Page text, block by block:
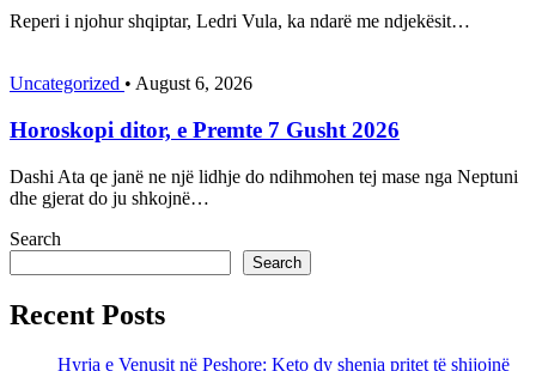
Reperi i njohur shqiptar, Ledri Vula, ka ndarë me ndjekësit…
Uncategorized • August 6, 2026
Horoskopi ditor, e Premte 7 Gusht 2026
Dashi Ata qe janë ne një lidhje do ndihmohen tej mase nga Neptuni
dhe gjerat do ju shkojnë…
Search
Search
Recent Posts
Hyrja e Venusit në Peshore: Keto dy shenja pritet të shijojnë